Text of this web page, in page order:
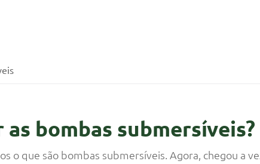
bombas submersíveis?
o que são bombas submersíveis. Agora, chegou a